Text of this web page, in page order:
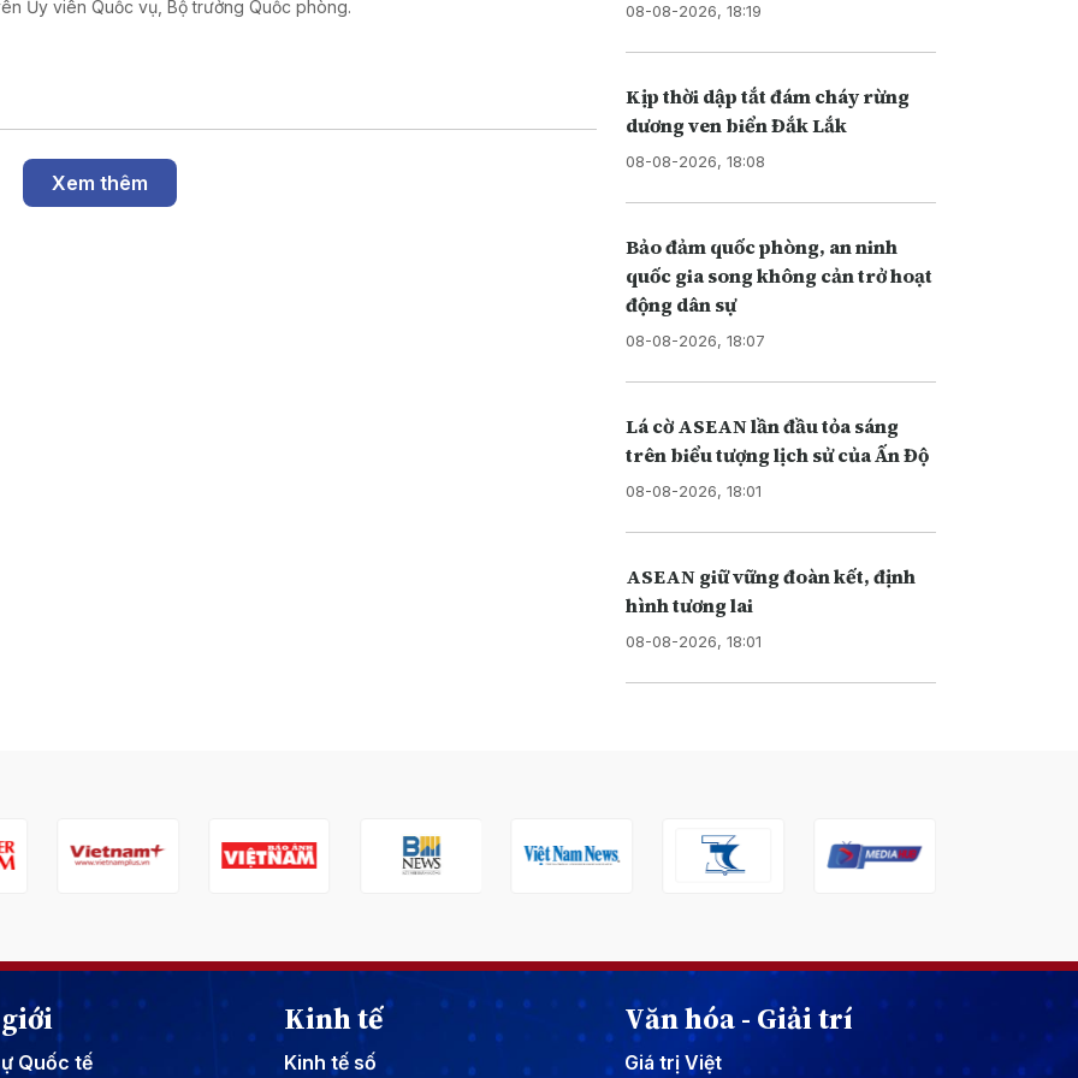
Ủy viên Quốc vụ, Bộ trưởng Quốc phòng.
Xem thêm
08-08-2026, 18:19
Kịp thời dập tắt đám cháy rừng
dương ven biển Đắk Lắk
08-08-2026, 18:08
Bảo đảm quốc phòng, an ninh
quốc gia song không cản trở hoạt
động dân sự
08-08-2026, 18:07
Lá cờ ASEAN lần đầu tỏa sáng
trên biểu tượng lịch sử của Ấn Độ
08-08-2026, 18:01
ASEAN giữ vững đoàn kết, định
hình tương lai
08-08-2026, 18:01
Quốc tế
Kinh tế
Kinh tế số
Văn hóa - Giải trí
Giá trị Việt